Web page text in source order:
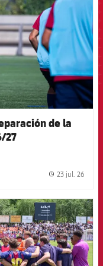
de la
27
23 jul. 26
badge